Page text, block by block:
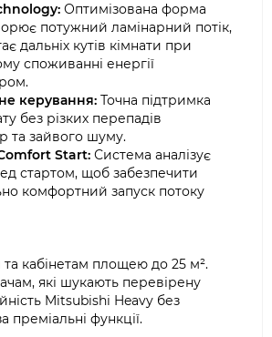
Оптимізована форма
потужний ламінарний потік,
дальніх кутів кімнати при
споживанні енергії
керування: Точна підтримка
без різких перепадів
та зайвого шуму.
Start: Система аналізує
стартом, щоб забезпечити
комфортний запуск потоку
та кабінетам площею до 25 м².
які шукають перевірену
Mitsubishi Heavy без
преміальні функції.